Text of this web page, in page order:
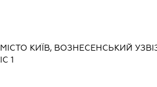
КИЇВ, ВОЗНЕСЕНСЬКИЙ
1